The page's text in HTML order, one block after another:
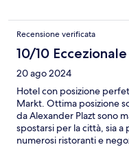
Recensione verificata
10/10 Eccezionale
20 ago 2024
Hotel con posizione
Markt. Ottima posizione
da Alexander Plazt sono
spostarsi per la città, sia
numerosi ristoranti e